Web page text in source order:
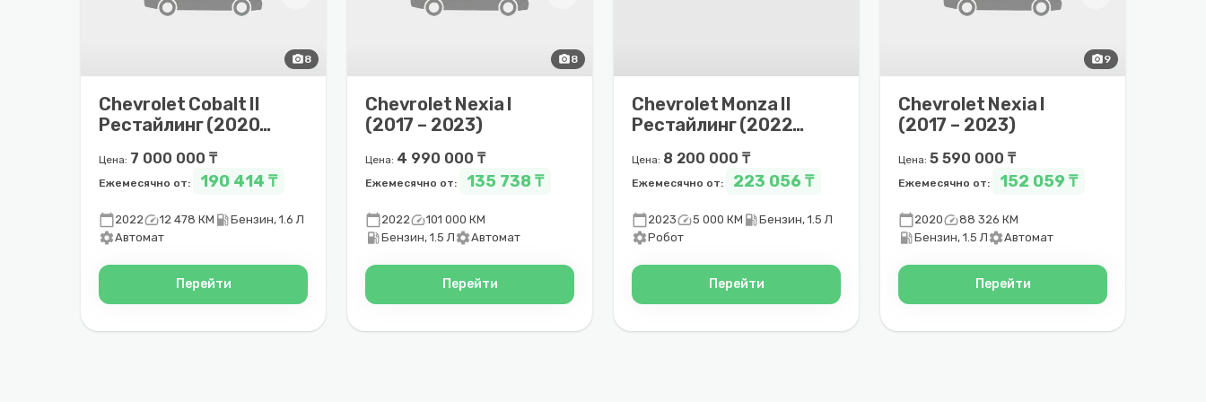
photo_camera8
Chevrolet Cobalt II
Рестайлинг (2020 –
Цена: 7 000 000 ₸
Ежемесячно от: 190 414 ₸
calendar_today2022speed12 478 КМ local_gas_stationБензин, 1.6 Л
settingsАвтомат
Перейти
photo_camera8
Chevrolet Nexia I
(2017 – 2023)
Цена: 4 990 000 ₸
Ежемесячно от: 135 738 ₸
calendar_today2022speed101 000 КМ
local_gas_stationБензин, 1.5 Л settingsАвтомат
Перейти
Chevrolet Monza II
Рестайлинг (2022 –
Цена: 8 200 000 ₸
Ежемесячно от: 223 056 ₸
calendar_today2023speed5 000 КМ local_gas_stationБензин, 1.5 Л
settingsРобот
Перейти
photo_camera9
Chevrolet Nexia I
(2017 – 2023)
Цена: 5 590 000 ₸
Ежемесячно от: 152 059 ₸
calendar_today2020speed88 326 КМ
local_gas_stationБензин, 1.5 Л settingsАвтомат
Перейти